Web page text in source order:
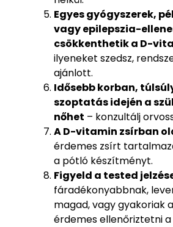
Egyes gyógyszerek,
vagy epilepszia-
csökkenthetik a D-
ilyeneket szedsz,
ajánlott.
Idősebb korban,
szoptatás idején a
nőhet – konzultálj
A D-vitamin zsírban
érdemes zsírt
a pótló készítményt.
Figyeld a tested
fáradékonyabbnak,
magad, vagy gyakoriak
érdemes ellenőriztetni a